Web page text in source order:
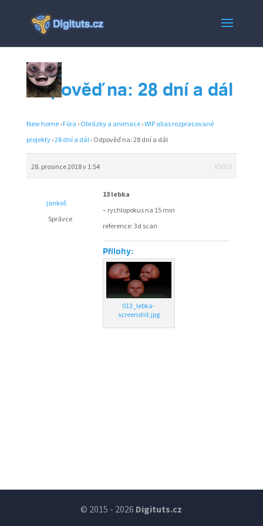
Odpověď na: 28 dní a dál
New home › Fóra › Obrázky a animace ›WIP alias rozpracované
projekty ›28 dní a dál › Odpověď na: 28 dní a dál
28. prosince 2018 v 1:54 #3019
jankoš
Správce
13 lebka
– rychlopokus na 15 min
reference: 3d scan
Přílohy:
013_lebka-
screenshit.jpg
© 2015 - 2026 Digituts.cz